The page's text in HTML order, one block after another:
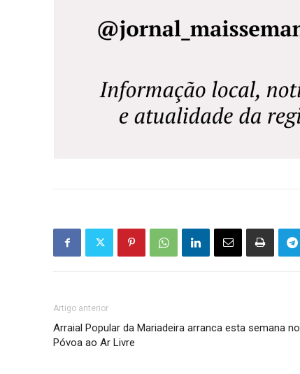
Artigo anterior
Arraial Popular da Mariadeira arranca esta semana no
Póvoa ao Ar Livre